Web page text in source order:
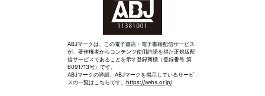
ABJマークは、この電子書店・電子書籍配信サービス
が、著作権者からコンテンツ使用許諾を得た正規版配
信サービスであることを示す登録商標（登録番号 第
6091713号）です。
ABJマークの詳細、ABJマークを掲示しているサービ
スの一覧はこちらです。 https://aebs.or.jp/